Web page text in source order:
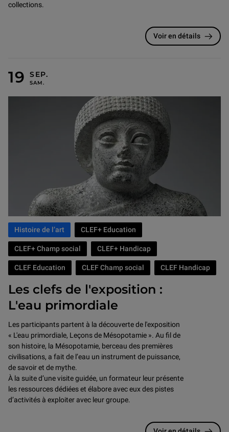
collections.
Voir en détails
Les clefs de l'exposition :
L'eau primordiale
Histoire de l’art CLEF+ Education
CLEF+ Champ social CLEF+ Handicap
CLEF Education CLEF Champ social CLEF Handicap
Les participants partent à la découverte de l'exposition
« L'eau primordiale, Leçons de Mésopotamie ». Au fil de
son histoire, la Mésopotamie, berceau des premières
civilisations, a fait de l’eau un instrument de puissance,
de savoir et de mythe.
À la suite d’une visite guidée, un formateur leur présente
les ressources dédiées et élabore avec eux des pistes
d’activités à exploiter avec leur groupe.